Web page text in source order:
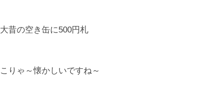
大昔の空き缶に500円札
こりゃ～懐かしいですね～